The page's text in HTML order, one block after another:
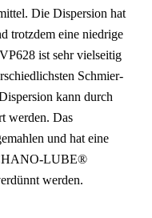
Die Dispersion hat
trotzdem eine niedrige
ist sehr vielseitig
Schmier-
kann durch
werden. Das
und hat eine
LUBE®
werden.